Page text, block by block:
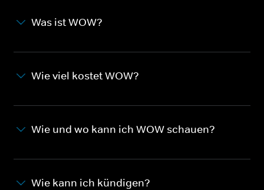
Was ist WOW?
Wie viel kostet WOW?
Wie und wo kann ich WOW schauen?
Wie kann ich kündigen?